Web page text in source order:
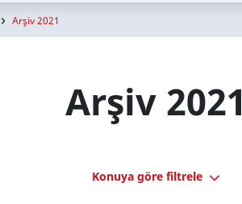
Arşiv 2021
Arşiv 2021
Konuya göre filtrele